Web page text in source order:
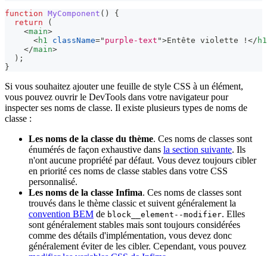
function MyComponent ( )
{
return
(
<main>
<h1 className=" purple-text ">Entête violette ! </ h1
</main>
) ;
}
Si vous souhaitez ajouter une feuille de style CSS à un élément,
vous pouvez ouvrir le DevTools dans votre navigateur pour
inspecter ses noms de classe. Il existe plusieurs types de noms de
classe :
Les noms de la classe du thème. Ces noms de classes sont
énumérés de façon exhaustive dans la section suivante. Ils
n'ont aucune propriété par défaut. Vous devez toujours cibler
en priorité ces noms de classe stables dans votre CSS
personnalisé.
Les noms de la classe Infima. Ces noms de classes sont
trouvés dans le thème classic et suivent généralement la
convention BEM de block__element--modifier. Elles
sont généralement stables mais sont toujours considérées
comme des détails d'implémentation, vous devez donc
généralement éviter de les cibler. Cependant, vous pouvez